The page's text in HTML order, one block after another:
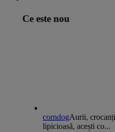
Ce este nou
corndogAurii,
lipicioasă, acești co...